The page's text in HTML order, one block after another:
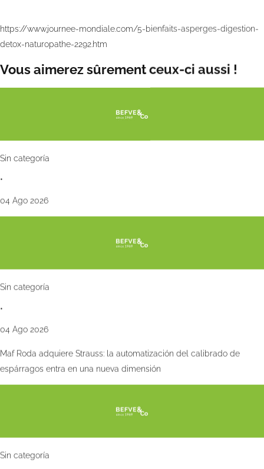
https://www.journee-mondiale.com/5-bienfaits-asperges-digestion-
detox-naturopathe-2292.htm
Vous aimerez sûrement ceux-ci aussi !
Sin categoría
•
04 Ago 2026
Sin categoría
•
04 Ago 2026
Maf Roda adquiere Strauss: la automatización del calibrado de
espárragos entra en una nueva dimensión
Sin categoría